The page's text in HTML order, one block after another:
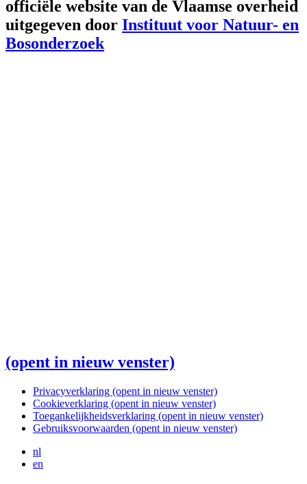
officiële website van de Vlaamse overheid
uitgegeven door Instituut voor Natuur- en
Bosonderzoek
(opent in nieuw venster)
Privacyverklaring (opent in nieuw venster)
Cookieverklaring (opent in nieuw venster)
Toegankelijkheidsverklaring (opent in nieuw venster)
Gebruiksvoorwaarden (opent in nieuw venster)
nl
en